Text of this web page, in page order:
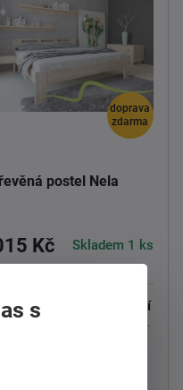
doprava
zdarma
postel Nela
Kč Skladem 1 ks
se vyrábí v
provedení
nebo dub se strukturou
s